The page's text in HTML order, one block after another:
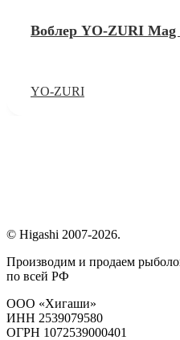
Воблер YO-ZURI
YO-ZURI
© Higashi 2007-2026.
Производим и продаем
по всей РФ
ООО «Хигаши»
ИНН 2539079580
ОГРН 1072539000401